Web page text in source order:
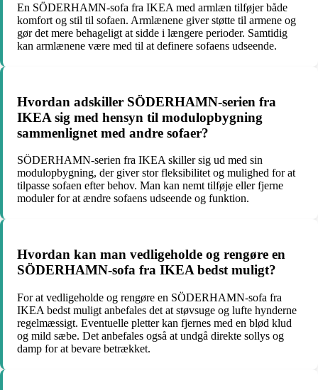
En SÖDERHAMN-sofa fra IKEA med armlæn tilføjer både
komfort og stil til sofaen. Armlænene giver støtte til armene og
gør det mere behageligt at sidde i længere perioder. Samtidig
kan armlænene være med til at definere sofaens udseende.
Hvordan adskiller SÖDERHAMN-serien fra
IKEA sig med hensyn til modulopbygning
sammenlignet med andre sofaer?
SÖDERHAMN-serien fra IKEA skiller sig ud med sin
modulopbygning, der giver stor fleksibilitet og mulighed for at
tilpasse sofaen efter behov. Man kan nemt tilføje eller fjerne
moduler for at ændre sofaens udseende og funktion.
Hvordan kan man vedligeholde og rengøre en
SÖDERHAMN-sofa fra IKEA bedst muligt?
For at vedligeholde og rengøre en SÖDERHAMN-sofa fra
IKEA bedst muligt anbefales det at støvsuge og lufte hynderne
regelmæssigt. Eventuelle pletter kan fjernes med en blød klud
og mild sæbe. Det anbefales også at undgå direkte sollys og
damp for at bevare betrækket.